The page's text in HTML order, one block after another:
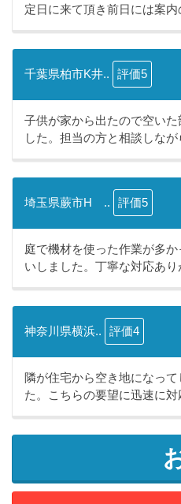
定日に来て頂き前日には案
千葉県柏市K井.. 評価5
子供が家から出たので空い
した。担当の方と相談しな
埼玉県蕨市H .. 評価5
庭で機材を使った作業が多
いしました。丁寧な対応あり
神奈川県横浜.. 評価4
隣が住宅から空き地になっ
た。こちらの要望に迅速に対